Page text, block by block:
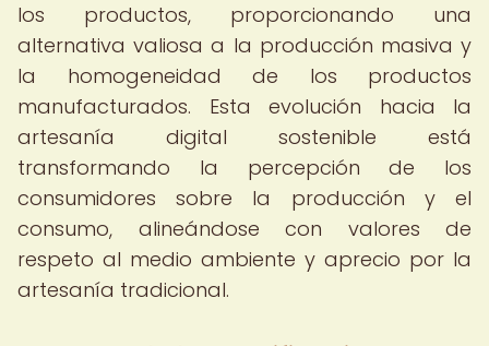
los productos, proporcionando una
alternativa valiosa a la producción masiva y
la homogeneidad de los productos
manufacturados. Esta evolución hacia la
artesanía digital sostenible está
transformando la percepción de los
consumidores sobre la producción y el
consumo, alineándose con valores de
respeto al medio ambiente y aprecio por la
artesanía tradicional.